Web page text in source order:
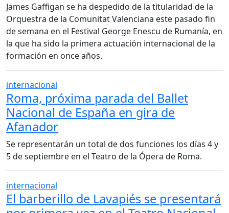
James Gaffigan se ha despedido de la titularidad de la
Orquestra de la Comunitat Valenciana este pasado fin
de semana en el Festival George Enescu de Rumanía, en
la que ha sido la primera actuación internacional de la
formación en once años.
internacional
Roma, próxima parada del Ballet
Nacional de España en gira de
Afanador
Se representarán un total de dos funciones los días 4 y
5 de septiembre en el Teatro de la Ópera de Roma.
internacional
El barberillo de Lavapiés se presentará